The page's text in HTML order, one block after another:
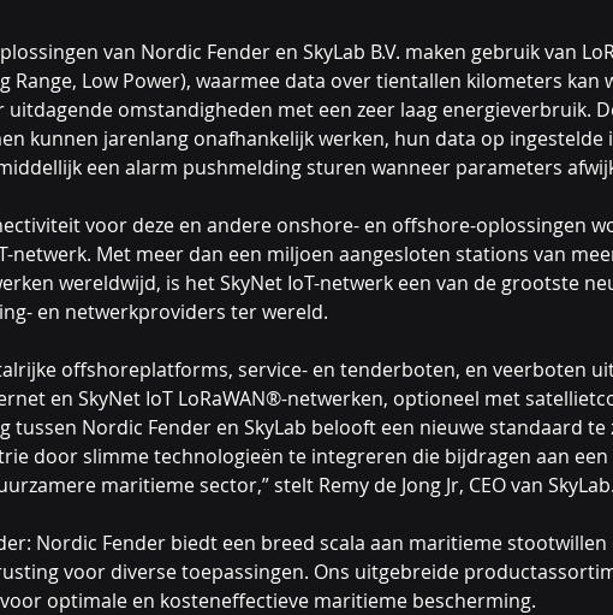
van Nordic Fender en SkyLab B.V. maken gebruik van
Range, Low Power), waarmee data over tientallen kilometers kan
uitdagende omstandigheden met een zeer laag energieverbruik.
kunnen jarenlang onafhankelijk werken, hun data op ingestelde
een alarm pushmelding sturen wanneer parameters
voor deze en andere onshore- en offshore-oplossingen
netwerk. Met meer dan een miljoen aangesloten stations van
wereldwijd, is het SkyNet IoT-netwerk een van de grootste
en netwerkproviders ter wereld.
offshoreplatforms, service- en tenderboten, en veerboten
en SkyNet IoT LoRaWAN®-netwerken, optioneel met
tussen Nordic Fender en SkyLab belooft een nieuwe standaard te
door slimme technologieën te integreren die bijdragen aan een
maritieme sector,” stelt Remy de Jong Jr, CEO van SkyLab.
Nordic Fender biedt een breed scala aan maritieme stootwillen
voor diverse toepassingen. Ons uitgebreide
optimale en kosteneffectieve maritieme bescherming.